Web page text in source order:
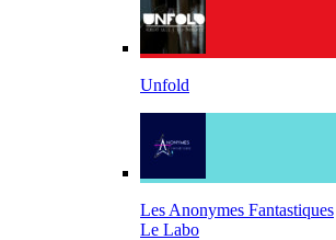
Unfold
Les Anonymes Fantastiques
Le Labo